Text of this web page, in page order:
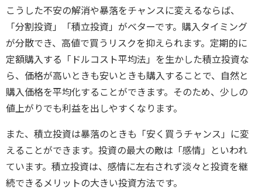
こうした不安の解消や暴落をチャンスに変えるならば、
「分割投資」「積立投資」がベターです。購入タイミング
が分散でき、高値で買うリスクを抑えられます。定期的に
定額購入する「ドルコスト平均法」を生かした積立投資な
ら、価格が高いときも安いときも購入することで、自然と
購入価格を平均化することができます。そのため、少しの
値上がりでも利益を出しやすくなります。
また、積立投資は暴落のときも「安く買うチャンス」に変
えることができます。投資の最大の敵は「感情」といわれ
ています。積立投資は、感情に左右されず淡々と投資を継
続できるメリットの大きい投資方法です。